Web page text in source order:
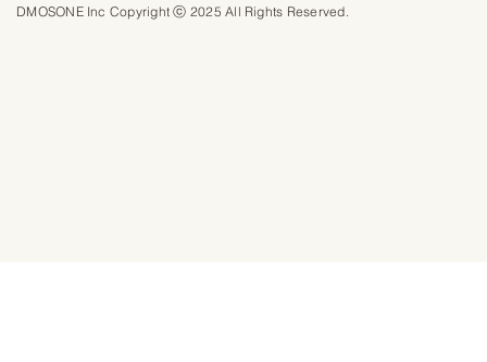
DMOSONE Inc Copyright ⓒ 2025 All Rights Reserved.​